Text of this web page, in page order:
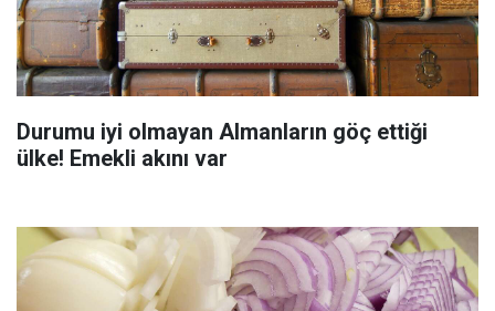
Durumu iyi olmayan Almanların göç ettiği
ülke! Emekli akını var